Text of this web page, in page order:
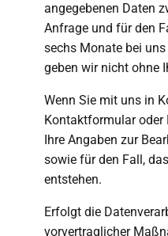
angegebenen Daten
Anfrage und für den
sechs Monate bei
geben wir nicht ohne
Wenn Sie mit uns in
Kontaktformular oder
Ihre Angaben zur
sowie für den Fall,
entstehen.
Erfolgt die
vorvertraglicher